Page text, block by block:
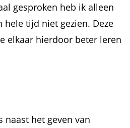
gesproken heb ik alleen
tijd niet gezien. Deze
elkaar hierdoor beter leren
het geven van